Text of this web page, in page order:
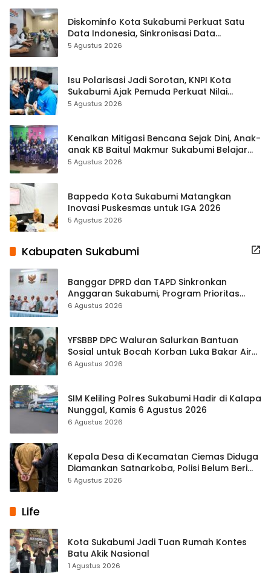
Diskominfo Kota Sukabumi Perkuat Satu
Data Indonesia, Sinkronisasi Data
Kewilayahan Dikebut
5 Agustus 2026
Isu Polarisasi Jadi Sorotan, KNPI Kota
Sukabumi Ajak Pemuda Perkuat Nilai
Kebangsaan
5 Agustus 2026
Kenalkan Mitigasi Bencana Sejak Dini, Anak-
anak KB Baitul Makmur Sukabumi Belajar
Lewat Boneka Tangan
5 Agustus 2026
Bappeda Kota Sukabumi Matangkan
Inovasi Puskesmas untuk IGA 2026
5 Agustus 2026
Kabupaten Sukabumi
Banggar DPRD dan TAPD Sinkronkan
Anggaran Sukabumi, Program Prioritas
hingga Pendapatan Dibahas
6 Agustus 2026
YFSBBP DPC Waluran Salurkan Bantuan
Sosial untuk Bocah Korban Luka Bakar Air
Panas
6 Agustus 2026
SIM Keliling Polres Sukabumi Hadir di Kalapa
Nunggal, Kamis 6 Agustus 2026
6 Agustus 2026
Kepala Desa di Kecamatan Ciemas Diduga
Diamankan Satnarkoba, Polisi Belum Beri
Penjelasan Resmi
5 Agustus 2026
Life
Kota Sukabumi Jadi Tuan Rumah Kontes
Batu Akik Nasional
1 Agustus 2026